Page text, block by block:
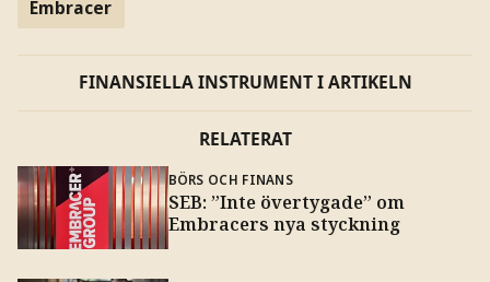
Embracer
FINANSIELLA INSTRUMENT I ARTIKELN
RELATERAT
BÖRS OCH FINANS
SEB: ”Inte övertygade” om
Embracers nya styckning